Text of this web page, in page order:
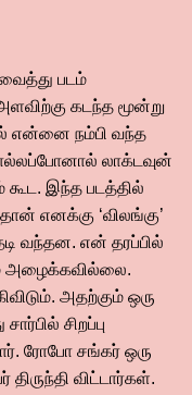
படம்
கடந்த மூன்று
என்னை நம்பி வந்த
லாக்டவுன்
இந்த படத்தில்
எனக்கு ‘விலங்கு’
வந்தன. என் தரப்பில்
அழைக்கவில்லை.
அதற்கும் ஒரு
சிறப்பு
ரோபோ சங்கர் ஒரு
விட்டார்கள்.